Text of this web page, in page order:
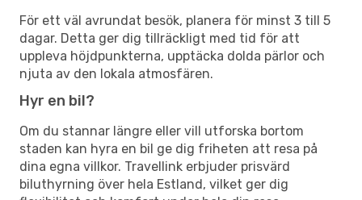
För ett väl avrundat besök, planera för minst 3 till 5
dagar. Detta ger dig tillräckligt med tid för att
uppleva höjdpunkterna, upptäcka dolda pärlor och
njuta av den lokala atmosfären.
Hyr en bil?
Om du stannar längre eller vill utforska bortom
staden kan hyra en bil ge dig friheten att resa på
dina egna villkor. Travellink erbjuder prisvärd
biluthyrning över hela Estland, vilket ger dig